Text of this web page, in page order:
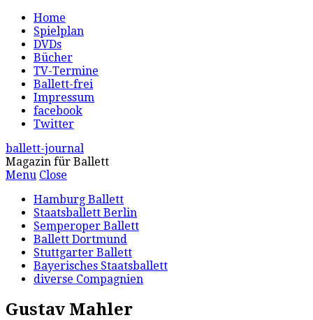
Home
Spielplan
DVDs
Bücher
TV-Termine
Ballett-frei
Impressum
facebook
Twitter
ballett-journal
Magazin für Ballett
Menu Close
Hamburg Ballett
Staatsballett Berlin
Semperoper Ballett
Ballett Dortmund
Stuttgarter Ballett
Bayerisches Staatsballett
diverse Compagnien
Gustav Mahler